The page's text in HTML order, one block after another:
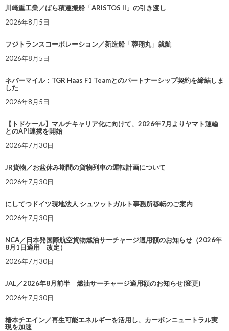
川崎重工業／ばら積運搬船「ARISTOS II」の引き渡し
2026年8月5日
フジトランスコーポレーション／新造船「蓉翔丸」就航
2026年8月5日
ネバーマイル：TGR Haas F1 Teamとのパートナーシップ契約を締結しま
した
2026年8月5日
【トドケール】マルチキャリア化に向けて、2026年7月よりヤマト運輸
とのAPI連携を開始
2026年7月30日
JR貨物／お盆休み期間の貨物列車の運転計画について
2026年7月30日
にしてつドイツ現地法人 シュツットガルト事務所移転のご案内
2026年7月30日
NCA／日本発国際航空貨物燃油サーチャージ適用額のお知らせ（2026年
8月1日適用 改定）
2026年7月30日
JAL／2026年8月前半 燃油サーチャージ適用額のお知らせ(変更)
2026年7月30日
椿本チエイン／再生可能エネルギーを活用し、カーボンニュートラル実
現を加速